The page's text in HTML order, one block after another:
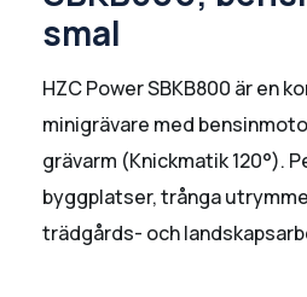
smal
HZC Power SBKB800 är en
minigrävare med
grävarm (Knickmatik 120°).
byggplatser, trånga
trädgårds- och